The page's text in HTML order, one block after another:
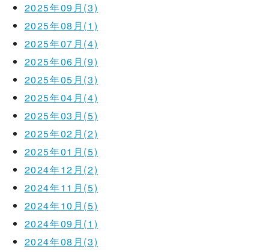
2025年09月(3)
2025年08月(1)
2025年07月(4)
2025年06月(9)
2025年05月(3)
2025年04月(4)
2025年03月(5)
2025年02月(2)
2025年01月(5)
2024年12月(2)
2024年11月(5)
2024年10月(5)
2024年09月(1)
2024年08月(3)